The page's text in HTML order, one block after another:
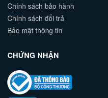
Chính sách bảo hành
Chính sách đổi trả
Bảo mật thông tin
CHỨNG NHẬN